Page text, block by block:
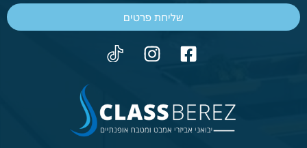
שליחת פרטים